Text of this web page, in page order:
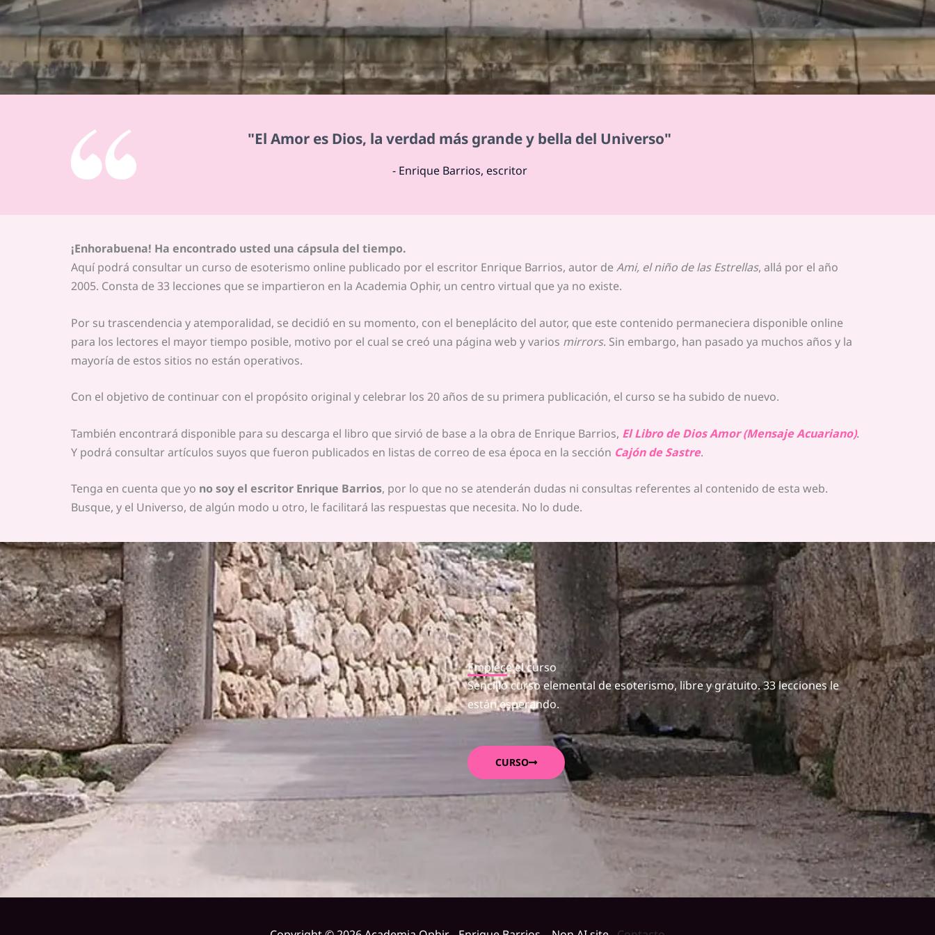
"El Amor es Dios, la verdad más grande y bella del Universo"
- Enrique Barrios, escritor
¡Enhorabuena! Ha encontrado usted una cápsula del tiempo.
Aquí podrá consultar un curso de esoterismo online publicado por el escritor Enrique Barrios, autor deAmi, el niño de las Estrellas, allá por el año
2005. Consta de 33 lecciones que se impartieron en la Academia Ophir, un centro virtual que ya no existe.
Por su trascendencia y atemporalidad, se decidió en su momento, con el beneplácito del autor, que este contenido permaneciera disponible online
para los lectores el mayor tiempo posible, motivo por el cual se creó una página web y varios mirrors. Sin embargo, han pasado ya muchos años y la
mayoría de estos sitios no están operativos.
Con el objetivo de continuar con el propósito original y celebrar los 20 años de su primera publicación, el curso se ha subido de nuevo.
También encontrará disponible para su descarga el libro que sirvió de base a la obra de Enrique Barrios, El Libro de Dios Amor (Mensaje Acuariano).
Y podrá consultar artículos suyos que fueron publicados en listas de correo de esa época en la sección Cajón de Sastre.
Tenga en cuenta que yo no soy el escritor Enrique Barrios, por lo que no se atenderán dudas ni consultas referentes al contenido de esta web.
Busque, y el Universo, de algún modo u otro, le facilitará las respuestas que necesita. No lo dude.
Empiece el curso
Sencillo curso elemental de esoterismo, libre y gratuito. 33 lecciones le
están esperando.
CURSO